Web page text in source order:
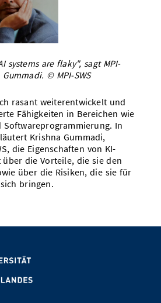
Beruf
Access
und Förderungen
Veranstaltungen
systems are flaky", sagt MPI-
© MPI-SWS
rasant weiterentwickelt und
Fähigkeiten in Bereichen wie
In
Krishna Gummadi,
die Eigenschaften von KI-
die Vorteile, die sie den
über die Risiken, die sie für
bringen.